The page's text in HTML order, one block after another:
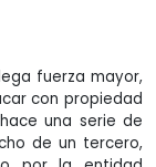
fuerza mayor,
con propiedad
una serie de
de un tercero,